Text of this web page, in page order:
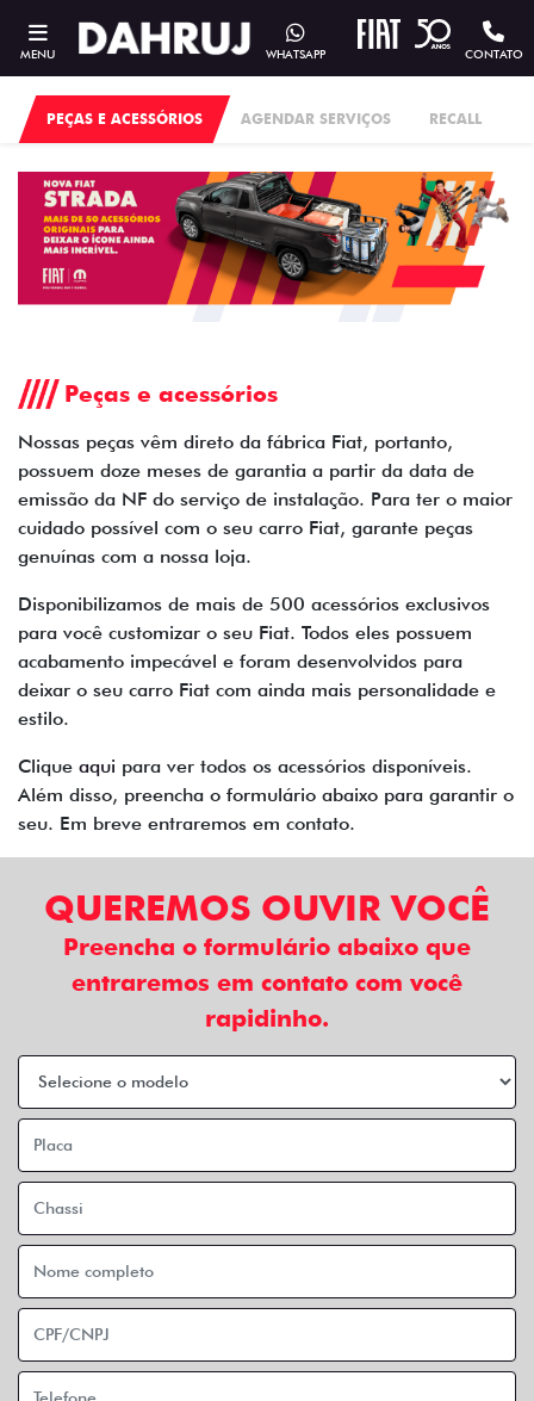
MENU CONTATO
WHATSAPP
AGENDAR SERVIÇOS
PEÇAS E ACESSÓRIOS RECALL
Peças e acessórios
Nossas peças vêm direto da fábrica Fiat, portanto,
possuem doze meses de garantia a partir da data de
emissão da NF do serviço de instalação. Para ter o maior
cuidado possível com o seu carro Fiat, garante peças
genuínas com a nossa loja.
Disponibilizamos de mais de 500 acessórios exclusivos
para você customizar o seu Fiat. Todos eles possuem
acabamento impecável e foram desenvolvidos para
deixar o seu carro Fiat com ainda mais personalidade e
estilo.
Clique aqui para ver todos os acessórios disponíveis.
Além disso, preencha o formulário abaixo para garantir o
seu. Em breve entraremos em contato.
QUEREMOS OUVIR VOCÊ
Preencha o formulário abaixo que
entraremos em contato com você
rapidinho.